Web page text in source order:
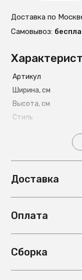
Артикул
Ширина, см
Высота, см
Стиль
Материал ножек
Вес, кг
Материал
Доставка
Оплата
Сборка
Доставка по
Самовывоз: